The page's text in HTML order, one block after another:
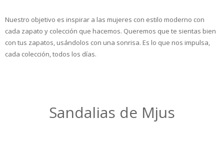
Nuestro objetivo es inspirar a las mujeres con estilo moderno con
cada zapato y colección que hacemos. Queremos que te sientas bien
con tus zapatos, usándolos con una sonrisa. Es lo que nos impulsa,
cada colección, todos los días.
Sandalias de Mjus